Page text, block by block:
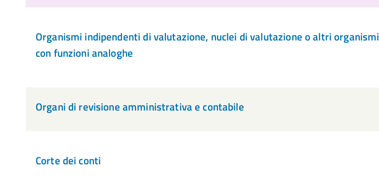
Organismi indipendenti di valutazione, nuclei di valutazione o altri organismi
con funzioni analoghe
Organi di revisione amministrativa e contabile
Corte dei conti